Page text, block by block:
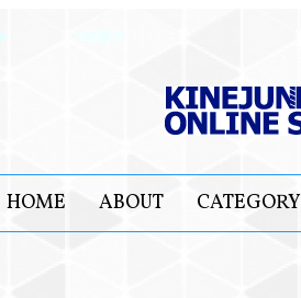
HOME ABOUT CATEGORY